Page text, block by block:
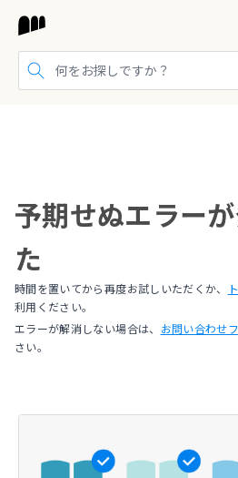
検索する
予期せぬエラー
た
時間を置いてから再度お試しいただくか、
利用ください。
エラーが解消しない場合は、 お問い合わせ
さい。